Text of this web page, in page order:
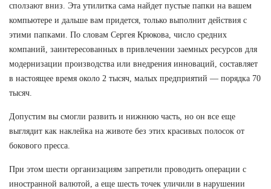
сползают вниз. Эта утилитка сама найдет пустые папки на вашем
компьютере и дальше вам придется, только выполнит действия с
этими папками. По словам Сергея Крюкова, число средних
компаний, заинтересованных в привлечении заемных ресурсов для
модернизации производства или внедрения инноваций, составляет
в настоящее время около 2 тысяч, малых предприятий — порядка 70
тысяч.
Допустим вы смогли развить и нижнюю часть, но он все еще
выглядит как наклейка на животе без этих красивых полосок от
бокового пресса.
При этом шести организациям запретили проводить операции с
иностранной валютой, а еще шесть точек уличили в нарушении